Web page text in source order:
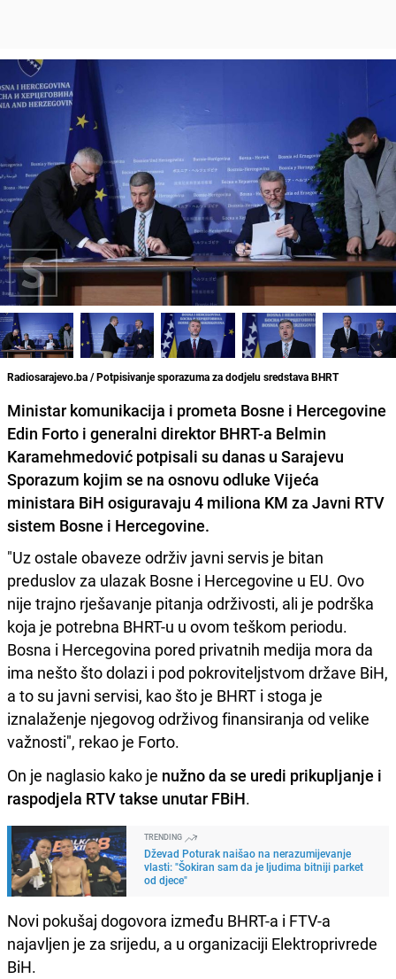
Radiosarajevo.ba / Potpisivanje sporazuma za dodjelu sredstava BHRT
Ministar komunikacija i prometa Bosne i Hercegovine
Edin Forto i generalni direktor BHRT-a Belmin
Karamehmedović potpisali su danas u Sarajevu
Sporazum kojim se na osnovu odluke Vijeća
ministara BiH osiguravaju 4 miliona KM za Javni RTV
sistem Bosne i Hercegovine.
"Uz ostale obaveze održiv javni servis je bitan
preduslov za ulazak Bosne i Hercegovine u EU. Ovo
nije trajno rješavanje pitanja održivosti, ali je podrška
koja je potrebna BHRT-u u ovom teškom periodu.
Bosna i Hercegovina pored privatnih medija mora da
ima nešto što dolazi i pod pokroviteljstvom države BiH,
a to su javni servisi, kao što je BHRT i stoga je
iznalaženje njegovog održivog finansiranja od velike
važnosti", rekao je Forto.
On je naglasio kako je nužno da se uredi prikupljanje i
raspodjela RTV takse unutar FBiH.
TRENDING
Dževad Poturak naišao na nerazumijevanje
vlasti: "Šokiran sam da je ljudima bitniji parket
od djece"
Novi pokušaj dogovora između BHRT-a i FTV-a
najavljen je za srijedu, a u organizaciji Elektroprivrede
BiH.